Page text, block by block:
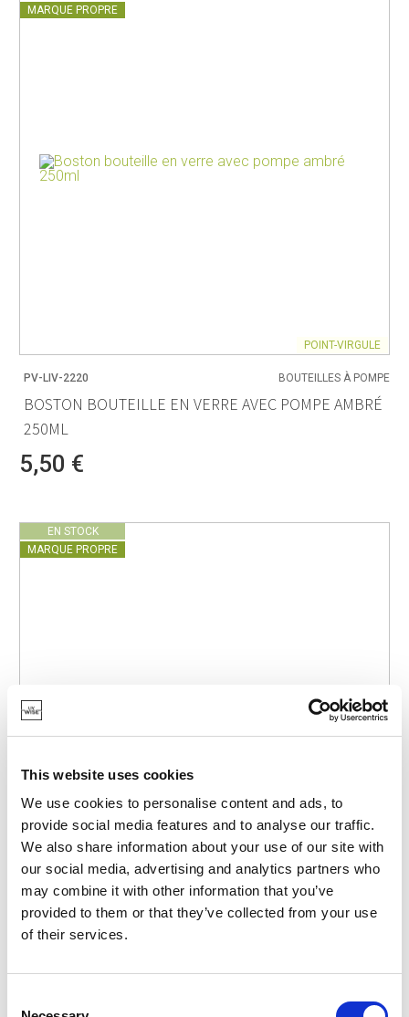
This website uses cookies
We use cookies to personalise content and ads, to
provide social media features and to analyse our traffic.
We also share information about your use of our site with
our social media, advertising and analytics partners who
may combine it with other information that you’ve
provided to them or that they’ve collected from your use
of their services.
MARQUE PROPRE
POINT-VIRGULE
PV-LIV-2220 BOUTEILLES À POMPE
BOSTON BOUTEILLE EN VERRE AVEC POMPE AMBRÉ
250ML
5,50 €
EN STOCK
MARQUE PROPRE
POINT-VIRGULE
PV-LIV-2221 BOUTEILLES À POMPE
BOSTON BOUTEILLE EN VERRE AVEC POMPE AMBRÉ